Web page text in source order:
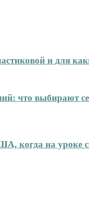
и для
что выбирают
когда на